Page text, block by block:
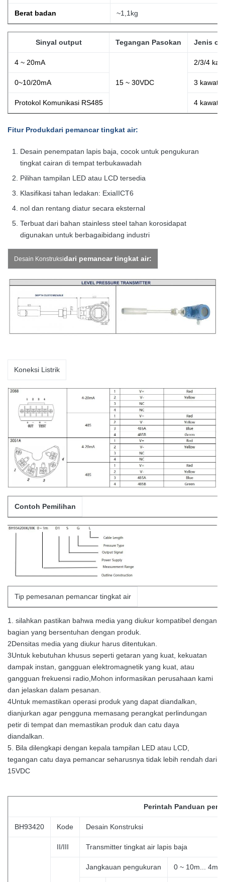
Berat badan ~1,1kg
Sinyal output Tegangan Pasokan Jenis
4 ~ 20mA
15 ~ 30VDC
2/3/4
0~10/20mA 3 kawat
Protokol Komunikasi RS485 4 kawat
Fitur Produkdari pemancar tingkat air:
Desain penempatan lapis baja, cocok untuk pengukuran
tingkat cairan di tempat terbukawadah
Pilihan tampilan LED atau LCD tersedia
Klasifikasi tahan ledakan: ExiaIICT6
nol dan rentang diatur secara eksternal
Terbuat dari bahan stainless steel tahan korosidapat
digunakan untuk berbagaibidang industri
Desain Konstruksidari pemancar tingkat air:
Koneksi Listrik
Contoh Pemilihan
Tip pemesanan pemancar tingkat air
1. silahkan pastikan bahwa media yang diukur kompatibel dengan
bagian yang bersentuhan dengan produk.
2Densitas media yang diukur harus ditentukan.
3Untuk kebutuhan khusus seperti getaran yang kuat, kekuatan
dampak instan, gangguan elektromagnetik yang kuat, atau
gangguan frekuensi radio,Mohon informasikan perusahaan kami
dan jelaskan dalam pesanan.
4Untuk memastikan operasi produk yang dapat diandalkan,
dianjurkan agar pengguna memasang perangkat perlindungan
petir di tempat dan memastikan produk dan catu daya
diandalkan.
5. Bila dilengkapi dengan kepala tampilan LED atau LCD,
tegangan catu daya pemancar seharusnya tidak lebih rendah dari
15VDC
Perintah Panduan
BH93420 Kode Desain Konstruksi
II/III Transmitter tingkat air lapis baja
Jangkauan pengukuran 0 ~ 10m... 4m